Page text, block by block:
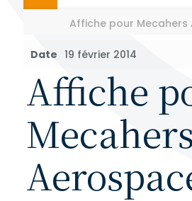
Affiche pour Mecahers
Date 19 février 2014
Affiche
Mecahers